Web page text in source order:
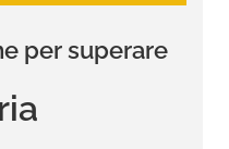
per superare